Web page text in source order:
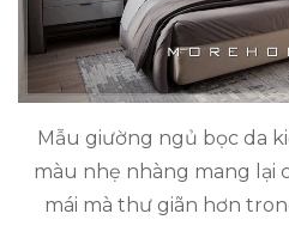
Mẫu giường ngủ bọc da
màu nhẹ nhàng mang lại
mái mà thư giãn hơn